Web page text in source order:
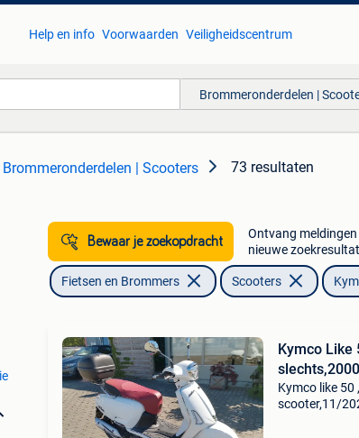
Help en info Voorwaarden Veiligheidscentrum
Brommeronderdelen |
Brommeronderdelen | Scooters 73 resultaten
Bewaar je zoekopdracht
Ontvang meldingen
nieuwe
Fietsen en Brommers Scooters
Kymco Like 50, klasse A
Kymco like 50
scooter,11/